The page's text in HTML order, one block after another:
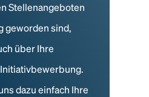
Stellenangeboten
geworden sind,
über Ihre
dazu einfach Ihre